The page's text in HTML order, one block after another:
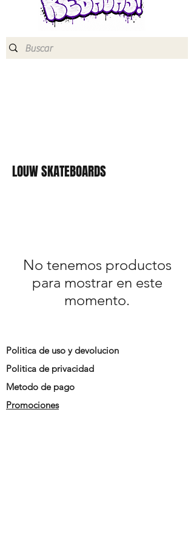
LOUW SKATEBOARDS
No tenemos productos
para mostrar en este
momento.
Politica de uso y devolucion
Politica de privacidad
Metodo de pago
Promociones